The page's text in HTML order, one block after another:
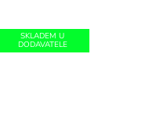
SKLADEM U
DODAVATELE